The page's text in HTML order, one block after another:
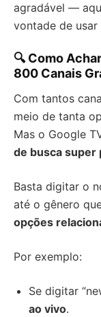
agradável —
vontade de
🔍 Como
800 Canais
Com tantos
meio de tanta
Mas o Google
de busca super
Basta digitar o
até o gênero
opções
Por exemplo:
Se digitar
ao vivo.